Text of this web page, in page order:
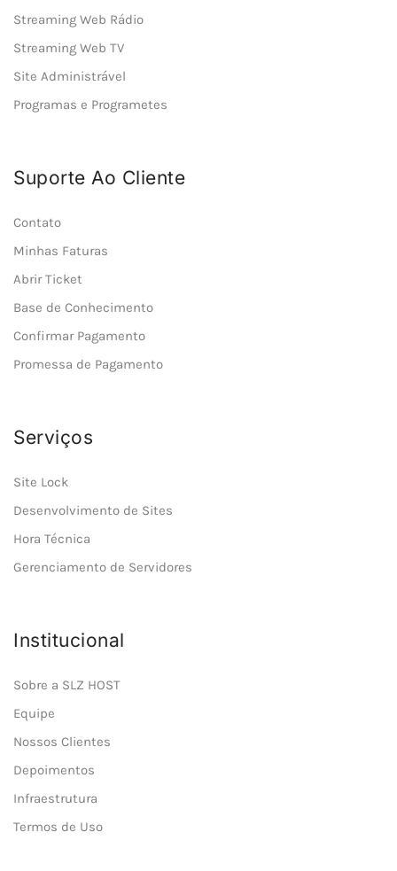
Streaming Web Rádio
Streaming Web TV
Site Administrável
Programas e Programetes
Suporte Ao Cliente
Contato
Minhas Faturas
Abrir Ticket
Base de Conhecimento
Confirmar Pagamento
Promessa de Pagamento
Serviços
Site Lock
Desenvolvimento de Sites
Hora Técnica
Gerenciamento de Servidores
Institucional
Sobre a SLZ HOST
Equipe
Nossos Clientes
Depoimentos
Infraestrutura
Termos de Uso